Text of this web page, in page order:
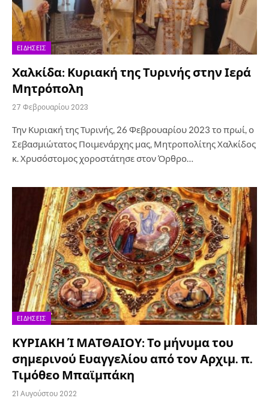
ΕΙΔΉΣΕΙΣ
Χαλκίδα: Κυριακή της Τυρινής στην Ιερά
Μητρόπολη
27 Φεβρουαρίου 2023
Την Κυριακή της Τυρινής, 26 Φεβρουαρίου 2023 το πρωί, ο
Σεβασμιώτατος Ποιμενάρχης μας, Μητροπολίτης Χαλκίδος
κ. Χρυσόστομος χοροστάτησε στον Όρθρο…
ΕΙΔΉΣΕΙΣ
ΚΥΡΙΑΚΗ Ί ΜΑΤΘΑΙΟΥ: Το μήνυμα του
σημερινού Ευαγγελίου από τον Αρχιμ. π.
Τιμόθεο Μπαϊμπάκη
21 Αυγούστου 2022